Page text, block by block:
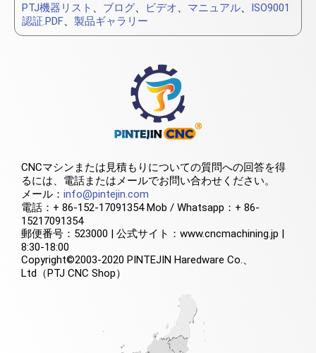
PTJ機器リスト 、 ブログ、 ビデオ、 マニュアル、 ISO9001
認証.PDF、 製品ギャラリー
CNCマシンまたは見積もりについての質問への回答を得
るには、電話またはメールでお問い合わせください。
メール： info@pintejin.com
電話：+ 86-152-17091354 Mob / Whatsapp：+ 86-
15217091354
郵便番号：523000 | 公式サイト：www.cncmachining.jp |
8:30-18:00
Copyright©2003-2020 PINTEJIN Haredware Co.、
Ltd（PTJ CNC Shop）